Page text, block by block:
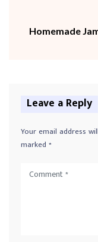
Homemade
Leave a Reply
Your email address
marked *